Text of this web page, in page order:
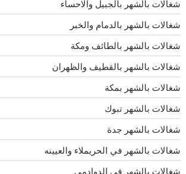
شغالات بالشهر بالجبيل والاحساء
شغالات بالشهر بالدمام والخبر
شغالات بالشهر بالطائف ومكة
شغالات بالشهر بالقطيف والظهران
شغالات بالشهر بمكة
شغالات بالشهر تبوك
شغالات بالشهر جدة
شغالات بالشهر في الحريملاء والعيينه
شغالات بالشهر في الدوادمي